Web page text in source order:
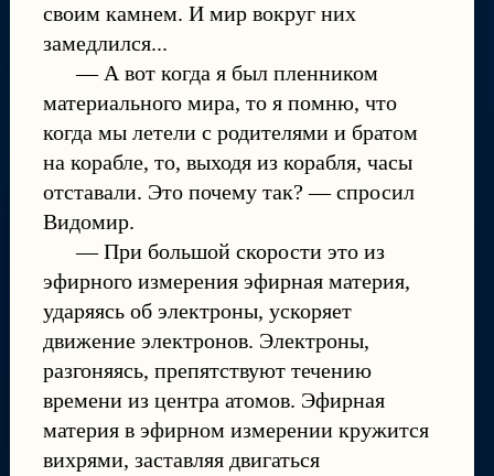
своим камнем. И мир вокруг них
замедлился...
— А вот когда я был пленником
материального мира, то я помню, что
когда мы летели с родителями и братом
на корабле, то, выходя из корабля, часы
отставали. Это почему так? — спросил
Видомир.
— При большой скорости это из
эфирного измерения эфирная материя,
ударяясь об электроны, ускоряет
движение электронов. Электроны,
разгоняясь, препятствуют течению
времени из центра атомов. Эфирная
материя в эфирном измерении кружится
вихрями, заставляя двигаться